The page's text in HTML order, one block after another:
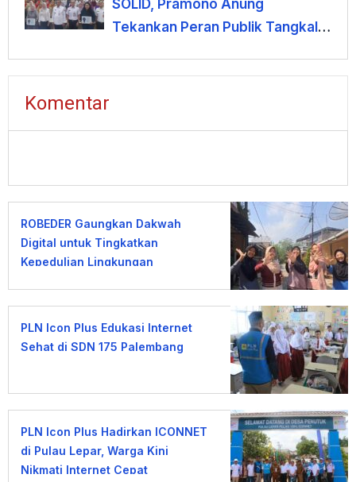
SOLID, Pramono Anung
Tekankan Peran Publik Tangkal
Komentar
ROBEDER Gaungkan Dakwah
Digital untuk Tingkatkan
Kepedulian Lingkungan
PLN Icon Plus Edukasi Internet
Sehat di SDN 175 Palembang
PLN Icon Plus Hadirkan ICONNET
di Pulau Lepar, Warga Kini
Nikmati Internet Cepat